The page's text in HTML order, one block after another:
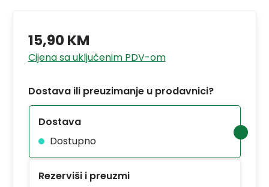
15,90 KM
Cijena sa uključenim PDV-om
Dostava ili preuzimanje u prodavnici?
Dostava
Dostupno
Rezerviši i preuzmi